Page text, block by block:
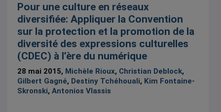
Pour une culture en réseaux
diversifiée: Appliquer la Convention
sur la protection et la promotion de la
diversité des expressions culturelles
(CDEC) à l’ère du numérique
28 mai 2015, Michèle Rioux, Christian Deblock,
Gilbert Gagné, Destiny Tchéhouali, Kim Fontaine-
Skronski,Antonios Vlassis